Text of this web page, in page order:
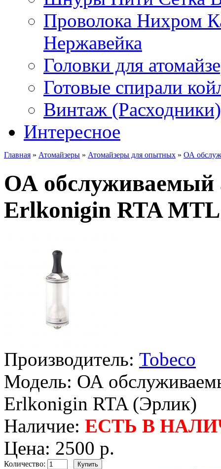
Проволока Нихром
Нержавейка
Головки для
Готовые спирали
Винтаж (Расходники)
Интересное
Главная » Атомайзеры » Атомайзеры для опытных » ОА
ОА обслуживаемый
Erlkonigin RTA
Производитель: Tobeco
Модель: ОА
Erlkonigin RTA (Эрлик)
Наличие: ЕСТЬ В
Цена: 2500 р.
Количество: